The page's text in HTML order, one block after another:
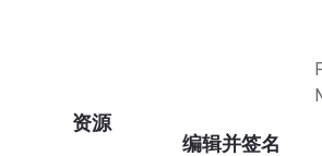
资源
编辑并签名